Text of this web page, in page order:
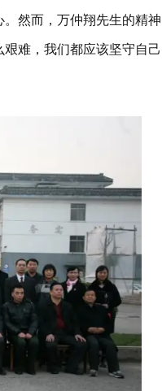
然而，万仲翔先生的精神
难，我们都应该坚守自己